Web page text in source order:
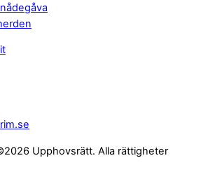
Upphovsrätt. Alla rättigheter